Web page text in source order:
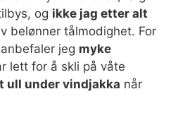
og ikke jag etter alt
belønner tålmodighet. For
jeg myke
lett for å skli på våte
ull under vindjakka når